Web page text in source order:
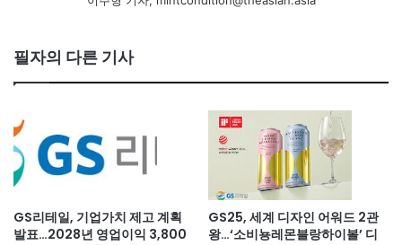
필자의 다른 기사
GS리테일, 기업가치 제고 계획
발표…2028년 영업이익 3,800
GS25, 세계 디자인 어워드 2관
왕…‘소비뇽레몬블랑하이볼’ 디